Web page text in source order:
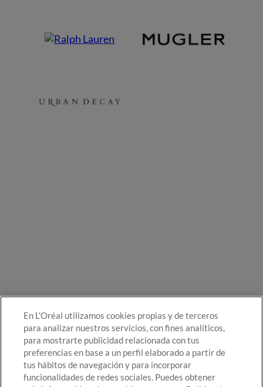
En L’Oréal utilizamos cookies propias y de terceros
para analizar nuestros servicios, con fines analíticos,
para mostrarte publicidad relacionada con tus
preferencias en base a un perfil elaborado a partir de
tus hábitos de navegación y para incorporar
funcionalidades de redes sociales. Puedes obtener